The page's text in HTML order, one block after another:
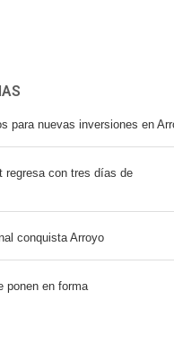
para nuevas inversiones en
regresa con tres días de
conquista Arroyo
ponen en forma